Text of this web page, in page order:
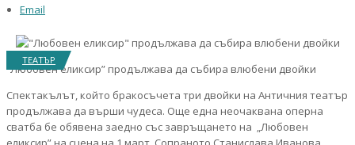
Email
ТЕАТЪР
“Любовен еликсир” продължава да събира влюбени двойки
Спектакълът, който бракосъчета три двойки на Античния театър
продължава да върши чудеса. Още една неочаквана оперна
сватба бе обявена заедно със завръщането на „Любовен